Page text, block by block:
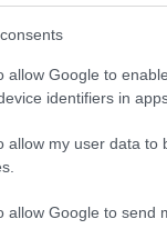
allow Google to
identifiers in
allow my user data to
allow Google to send
csak
a